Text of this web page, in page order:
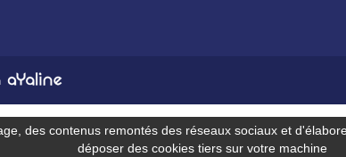
des contenus remontés des réseaux sociaux et
déposer des cookies tiers sur votre machine